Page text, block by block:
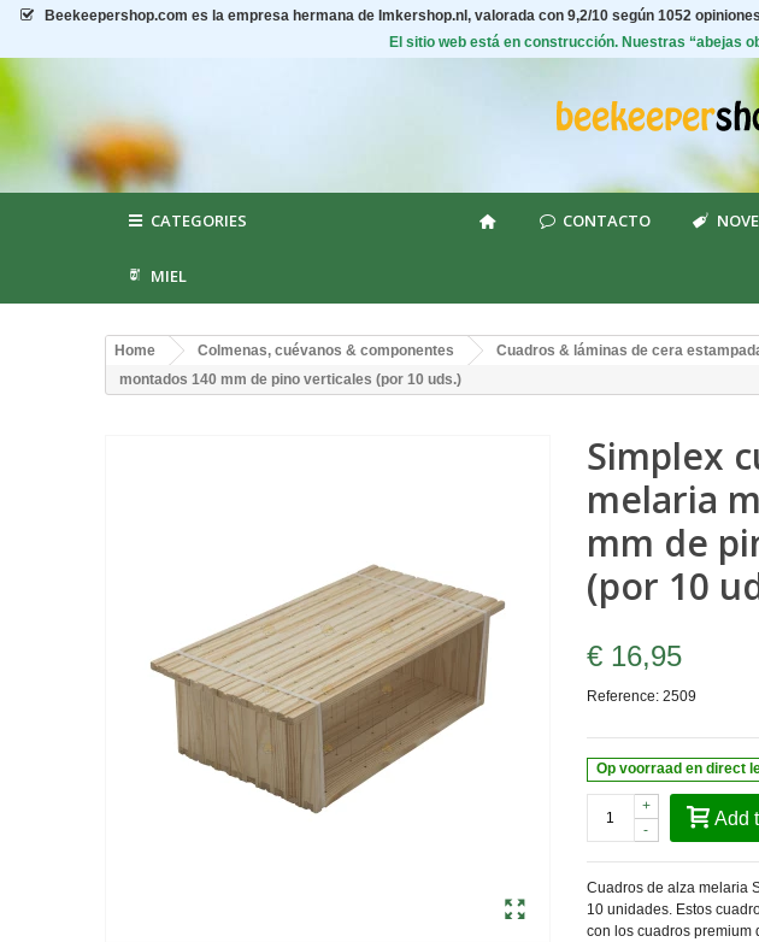
Beekeepershop.com es la empresa hermana de Imkershop.nl, valorada con 9,2/10 según 1052
El sitio web está en construcción. Nuestras “abejas
CATEGORIES CONTACTO
MIEL
Home Colmenas, cuévanos & componentes Cuadros & láminas de cera
montados 140 mm de pino verticales (por 10 uds.)
Simplex
melaria
mm de
(por 10
€ 16,95
Reference: 2509
Op voorraad en direct
-
+
Add
Cuadros de alza melaria
10 unidades. Estos
con los cuadros premium